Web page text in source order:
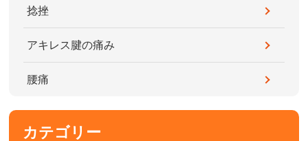
捻挫
アキレス腱の痛み
腰痛
カテゴリー